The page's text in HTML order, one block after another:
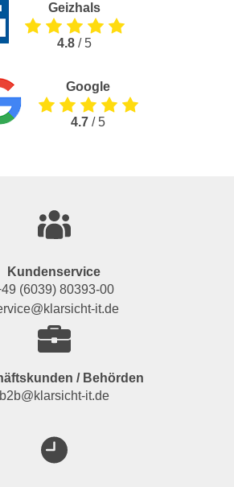
Geizhals
4.8 / 5
Google
4.7 / 5
Kundenservice
(6039) 80393-00
it.de
/ Behörden
b2b@klarsicht-it.de